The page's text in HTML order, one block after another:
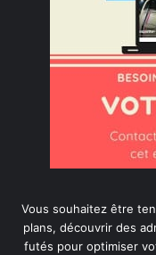
Vous souhaitez être
plans, découvrir des
futés pour optimiser